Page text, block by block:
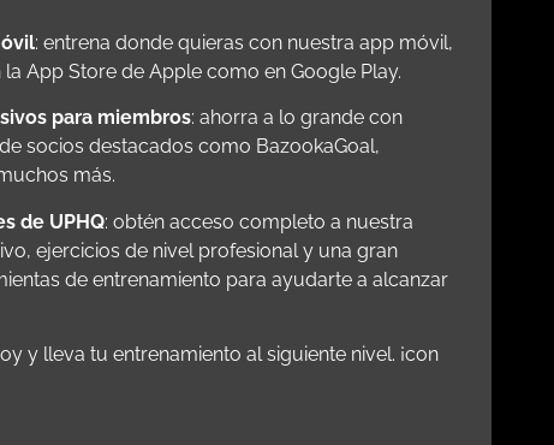
: entrena donde quieras con nuestra app móvil,
App Store de Apple como en Google Play.
para miembros: ahorra a lo grande con
socios destacados como BazookaGoal,
más.
de UPHQ: obtén acceso completo a nuestra
ejercicios de nivel profesional y una gran
de entrenamiento para ayudarte a alcanzar
y lleva tu entrenamiento al siguiente nivel. ¡con